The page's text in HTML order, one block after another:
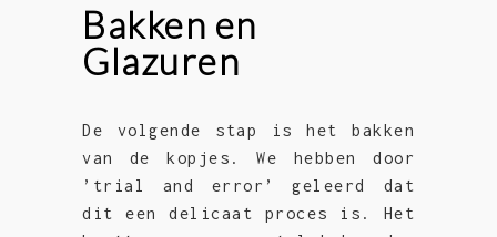
Bakken en
Glazuren
De volgende stap is het bakken
van de kopjes. We hebben door
’trial and error’ geleerd dat
dit een delicaat proces is. Het